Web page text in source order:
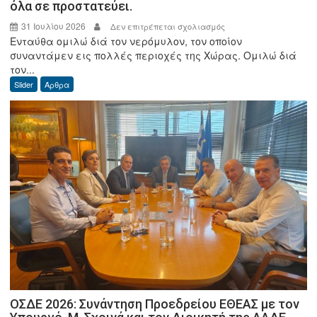
όλα σε προστατεύει.
31 Ιουλίου 2026 Δεν επιτρέπεται σχολιασμός
Γεώργιος
Δ.
καλός
Μύλος
απ’
όλα
σε
προστατεύει.
Ενταύθα ομιλώ διά τον νερόμυλον, τον οποίον
συναντάμεν εις πολλές περιοχές της Χώρας. Ομιλώ διά
τον...
Slider Άρθρα
ΟΣΔΕ 2026: Συνάντηση Προεδρείου ΕΘΕΑΣ με τον